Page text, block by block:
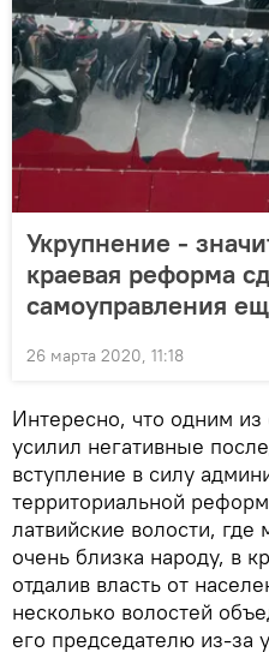
Укрупнение -
краевая реформа
самоуправления
26 марта 2020, 11:18
Интересно, что одним
усилил негативные
вступление в силу
территориальной
латвийские волости, где
очень близка народу, в
отдалив власть от
несколько волостей
его председателю из-за